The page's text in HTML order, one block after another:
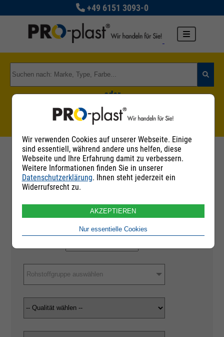
+49 6151 3093-0
oder
Zu den Rohstoffgruppen
Filter
Rohstoffgruppe auswählen
Wir verwenden Cookies auf unserer Webseite. Einige
sind essentiell, während andere uns helfen, diese
Webseite und Ihre Erfahrung damit zu verbessern.
Weitere Informationen finden Sie in unserer
Datenschutzerklärung. Ihnen steht jederzeit ein
Widerrufsrecht zu.
AKZEPTIEREN
Nur essentielle Cookies